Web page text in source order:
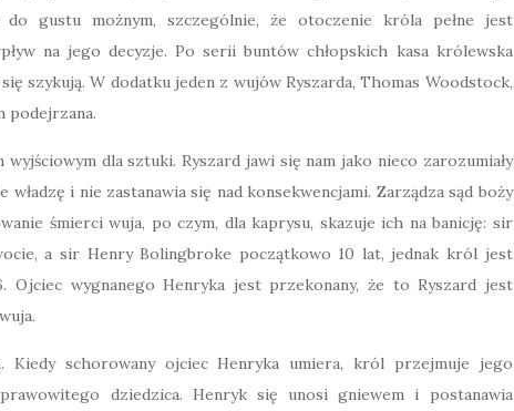
do gustu możnym, szczególnie, że otoczenie króla pełne jest
na jego decyzje. Po serii buntów chłopskich kasa królewska
szykują. W dodatku jeden z wujów Ryszarda, Thomas Woodstock,
podejrzana.
dla sztuki. Ryszard jawi się nam jako nieco zarozumiały
i nie zastanawia się nad konsekwencjami. Zarządza sąd boży
śmierci wuja, po czym, dla kaprysu, skazuje ich na banicję: sir
a sir Henry Bolingbroke początkowo 10 lat, jednak król jest
Ojciec wygnanego Henryka jest przekonany, że to Ryszard jest
Kiedy schorowany ojciec Henryka umiera, król przejmuje jego
dziedzica. Henryk się unosi gniewem i postanawia